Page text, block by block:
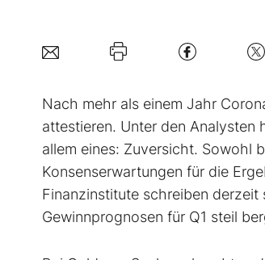
Nach mehr als einem Jahr
attestieren. Unter den Analysten
allem eines: Zuversicht. Sowohl
Konsenserwartungen für die
Finanzinstitute schreiben
Gewinnprognosen für Q1 steil